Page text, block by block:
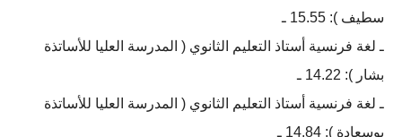
سطيف ): 15.55 ـ
ـ لغة فرنسية أستاذ التعليم الثانوي ( المدرسة العليا للأساتذة
بشار ): 14.22 ـ
ـ لغة فرنسية أستاذ التعليم الثانوي ( المدرسة العليا للأساتذة
بوسعادة ): 14.84 ـ